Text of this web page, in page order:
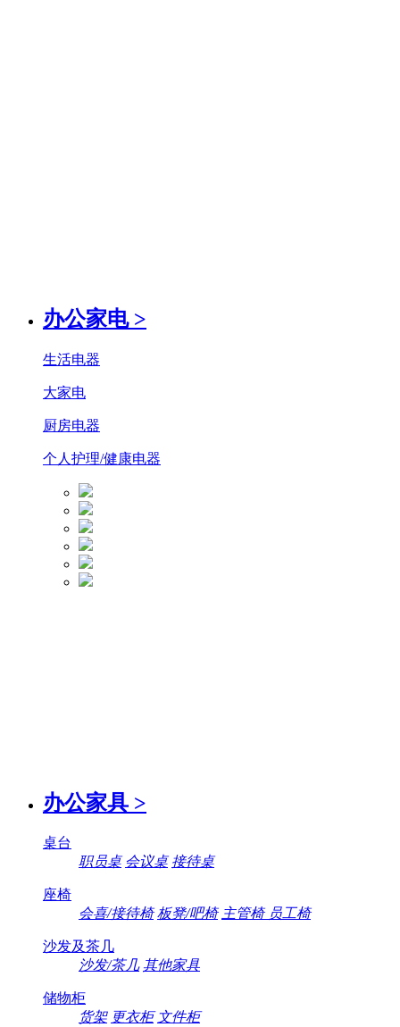
办公家电 >
生活电器
大家电
厨房电器
个人护理/健康电器
办公家具 >
桌台
职员桌 会议桌 接待桌
座椅
会喜/接待椅 板凳/吧椅 主管椅 员工椅
沙发及茶几
沙发/茶几 其他家具
储物柜
货架 更衣柜 文件柜